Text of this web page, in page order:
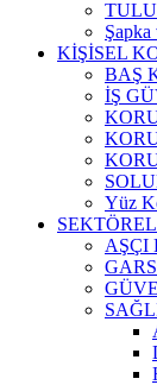
Şapka
KİŞİSEL
BAŞ
İŞ
Yüz
AŞÇI